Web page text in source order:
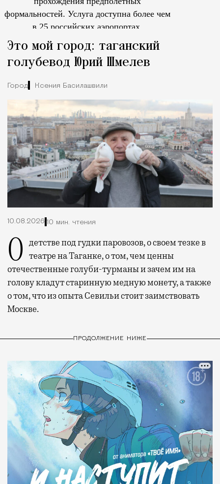
формальностей. Услуга доступна более чем
в 25 российских аэропортах.
Это мой город: таганский
голубевод Юрий Шмелев
Город Ксения Басилашвили
10.08.2026 10 мин. чтения
О детстве под гудки паровозов, о своем тезке в театре на Таганке, о том, чем ценны
отечественные голуби-турманы и зачем им на
голову кладут старинную медную монету, а также
о том, что из опыта Севильи стоит заимствовать
Москве.
ПРОДОЛЖЕНИЕ НИЖЕ